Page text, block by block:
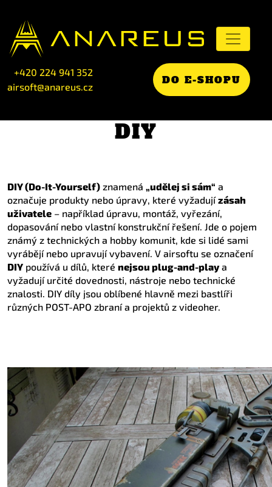
+420 224 941 352
airsoft@anareus.cz
DO E-SHOPU
DIY
DIY (Do-It-Yourself) znamená „udělej si sám“ a
označuje produkty nebo úpravy, které vyžadujízásah
uživatele – například úpravu, montáž, vyřezání,
dopasování nebo vlastní konstrukční řešení. Jde o pojem
známý z technických a hobby komunit, kde si lidé sami
vyrábějí nebo upravují vybavení. V airsoftu se označení
DIY používá u dílů, které nejsou plug-and-playa
vyžadují určité dovednosti, nástroje nebo technické
znalosti. DIY díly jsou oblíbené hlavně mezi bastlíři
různých POST-APO zbraní a projektů z videoher.